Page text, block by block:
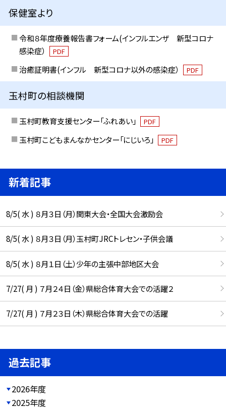
保健室より
令和８年度療養報告書フォーム(インフルエンザ 新型コロナ
感染症）
PDF
治癒証明書(インフル 新型コロナ以外の感染症） PDF
玉村町の相談機関
玉村町教育支援センター「ふれあい」 PDF
玉村町こどもまんなかセンター「にじいろ」 PDF
新着記事
8/5( 水 ) ８月３日（月）関東大会・全国大会激励会
8/5( 水 ) ８月３日（月）玉村町JRCトレセン・子供会議
8/5( 水 ) ８月１日（土）少年の主張中部地区大会
7/27( 月 ) ７月２４日（金）県総合体育大会での活躍２
7/27( 月 ) ７月２３日（木）県総合体育大会での活躍
過去記事
2026年度
2025年度